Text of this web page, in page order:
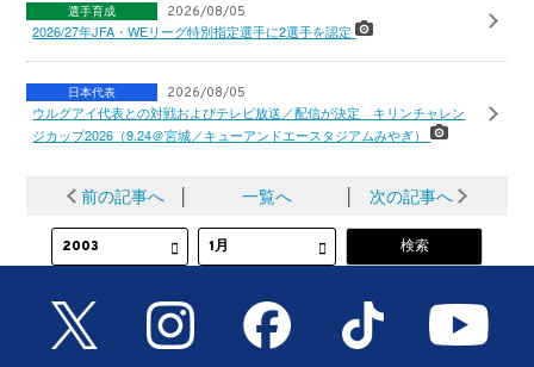
選手育成 2026/08/05
2026/27年JFA・WEリーグ特別指定選手に2選手を認定
日本代表 2026/08/05
ウルグアイ代表との対戦およびテレビ放送／配信が決定 キリンチャレン
ジカップ2026（9.24＠宮城／キューアンドエースタジアムみやぎ）
前の記事へ │ 一覧へ │ 次の記事へ